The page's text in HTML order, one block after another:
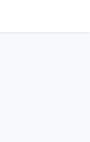
Śląski Park